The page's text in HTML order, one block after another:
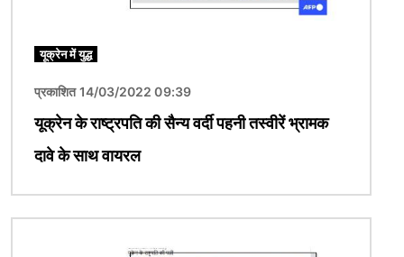
यूक्रेन में युद्ध
प्रकाशित 14/03/2022 09:39
यूक्रेन के राष्ट्रपति की सैन्य वर्दी पहनी तस्वीरें भ्रामक
दावे के साथ वायरल